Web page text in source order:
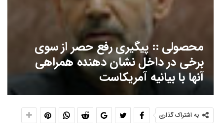
محصولی :: پیگیری رفع حصر از سوی
برخی در داخل نشان دهنده همراهی
آنها با بیانیه آمریکاست
به اشتراک گذاری